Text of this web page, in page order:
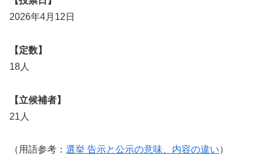
2026年4月12日
【定数】
18人
【立候補者】
21人
（用語参考： 選挙 告示と公示の意味、内容の違い）